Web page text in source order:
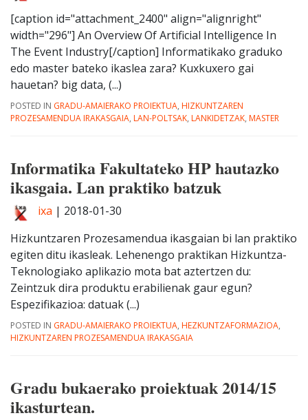
[caption id="attachment_2400" align="alignright"
width="296"] An Overview Of Artificial Intelligence In
The Event Industry[/caption] Informatikako graduko
edo master bateko ikaslea zara? Kuxkuxero gai
hauetan? big data, (...)
POSTED IN GRADU-AMAIERAKO PROIEKTUA, HIZKUNTZAREN
PROZESAMENDUA IRAKASGAIA, LAN-POLTSAK, LANKIDETZAK, MASTER
Informatika Fakultateko HP hautazko
ikasgaia. Lan praktiko batzuk
ixa | 2018-01-30
Hizkuntzaren Prozesamendua ikasgaian bi lan praktiko
egiten ditu ikasleak. Lehenengo praktikan Hizkuntza-
Teknologiako aplikazio mota bat aztertzen du:
Zeintzuk dira produktu erabilienak gaur egun?
Espezifikazioa: datuak (...)
POSTED IN GRADU-AMAIERAKO PROIEKTUA, HEZKUNTZAFORMAZIOA,
HIZKUNTZAREN PROZESAMENDUA IRAKASGAIA
Gradu bukaerako proiektuak 2014/15
ikasturtean.